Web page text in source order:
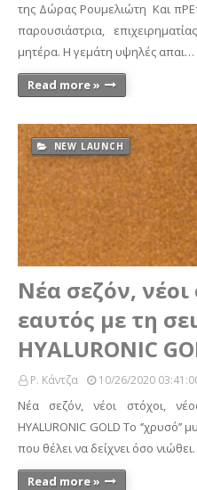
της Δώρας Ρουμελιώτη Και
παρουσιάστρια,
μητέρα. Η γεμάτη υψηλές απαι…
Read more »
NEW LAUNCH
Νέα σεζόν, νέοι
εαυτός με τη
HYALURONIC
Ρ. Κάντζα 10/26/2020
Νέα σεζόν, νέοι στόχοι,
HYALURONIC GOLD Το
που θέλει να δείχνει όσο
Read more »